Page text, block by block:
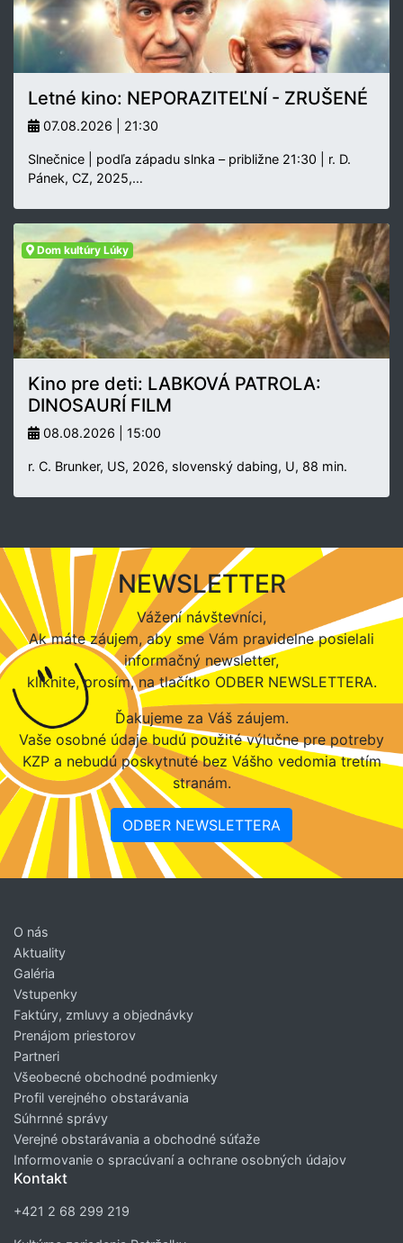
Letné kino: NEPORAZITEĽNÍ - ZRUŠENÉ
07.08.2026 | 21:30
Slnečnice | podľa západu slnka – približne 21:30 | r. D.
Pánek, CZ, 2025,…
Dom kultúry Lúky
Kino pre deti: LABKOVÁ PATROLA:
DINOSAURÍ FILM
08.08.2026 | 15:00
r. C. Brunker, US, 2026, slovenský dabing, U, 88 min.
NEWSLETTER
Vážení návštevníci,
Ak máte záujem, aby sme Vám pravidelne posielali
informačný newsletter,
kliknite, prosím, na tlačítko ODBER NEWSLETTERA.
Ďakujeme za Váš záujem.
Vaše osobné údaje budú použité výlučne pre potreby
KZP a nebudú poskytnuté bez Vášho vedomia tretím
stranám.
ODBER NEWSLETTERA
O nás
Aktuality
Galéria
Vstupenky
Faktúry, zmluvy a objednávky
Prenájom priestorov
Partneri
Všeobecné obchodné podmienky
Profil verejného obstarávania
Súhrnné správy
Verejné obstarávania a obchodné súťaže
Informovanie o spracúvaní a ochrane osobných údajov
Kontakt
+421 2 68 299 219